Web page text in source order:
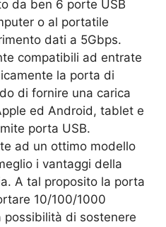
da ben 6 porte USB
o al portatile
dati a 5Gbps.
compatibili ad entrate
la porta di
di fornire una carica
ed Android, tablet e
porta USB.
ad un ottimo modello
i vantaggi della
A tal proposito la porta
10/100/1000
possibilità di sostenere